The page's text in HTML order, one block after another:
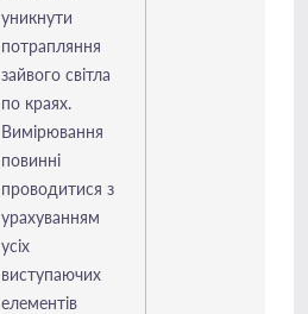
уникнути
потрапляння
зайвого світла
по краях.
Вимірювання
повинні
проводитися з
урахуванням
усіх
виступаючих
елементів